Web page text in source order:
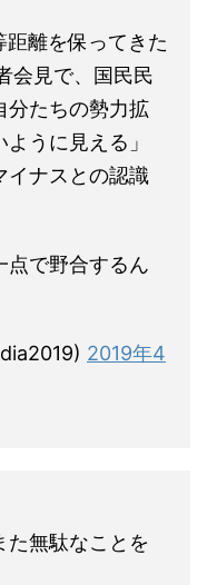
離を保ってきた
会見で、国民民
分たちの勢力拡
うに見える」
イナスとの認識
点で野合するん
2019年4
た無駄なことを